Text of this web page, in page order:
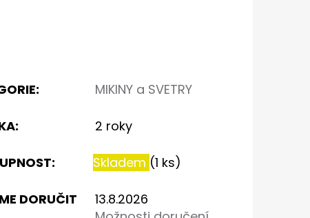
: MIKINY a SVETRY
: 2 roky
Skladem (1 ks)
DORUČIT
13.8.2026